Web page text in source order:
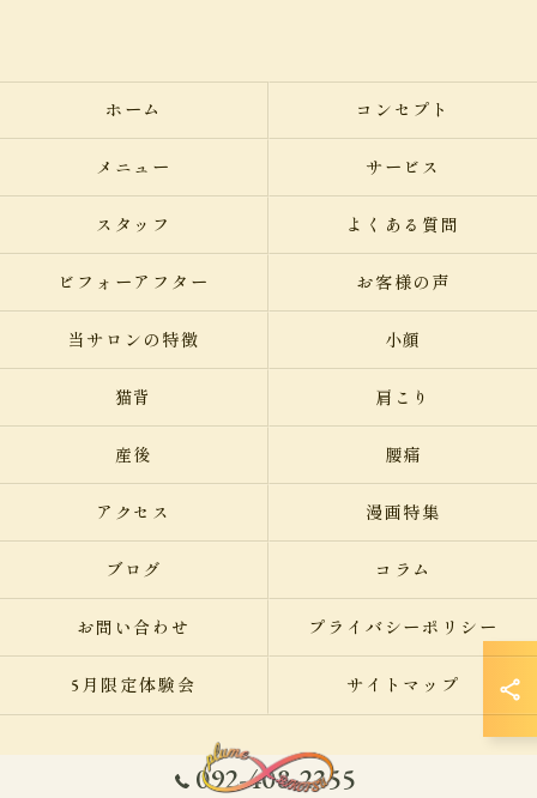
092-408-2355
ホーム コンセプト
メニュー サービス
スタッフ よくある質問
ビフォーアフター お客様の声
当サロンの特徴 小顔
猫背 肩こり
産後 腰痛
アクセス 漫画特集
ブログ コラム
お問い合わせ プライバシーポリシー
5月限定体験会 サイトマップ